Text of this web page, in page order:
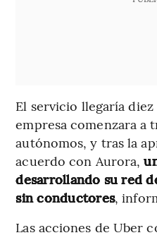
El servicio llegaría diez
empresa comenzara a
autónomos, y tras la
acuerdo con Aurora,
desarrollando su red
sin conductores,
Las acciones de Uber